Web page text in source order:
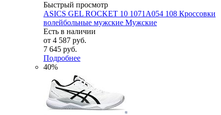
Быстрый просмотр
ASICS GEL ROCKET 10 1071A054 108 Кроссовки
волейбольные мужские Мужские
Есть в наличии
от 4 587 руб.
7 645 руб.
Подробнее
40%